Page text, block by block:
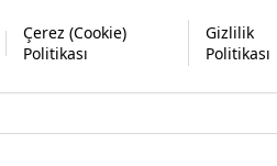
Çerez (Cookie)
Politikası
Gizlilik
Politikası